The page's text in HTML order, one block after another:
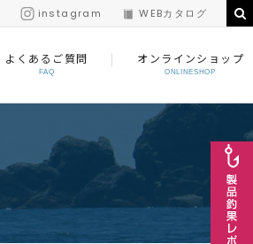
instagram WEBカタログ
よくあるご質問
FAQ
オンラインショップ
ONLINESHOP